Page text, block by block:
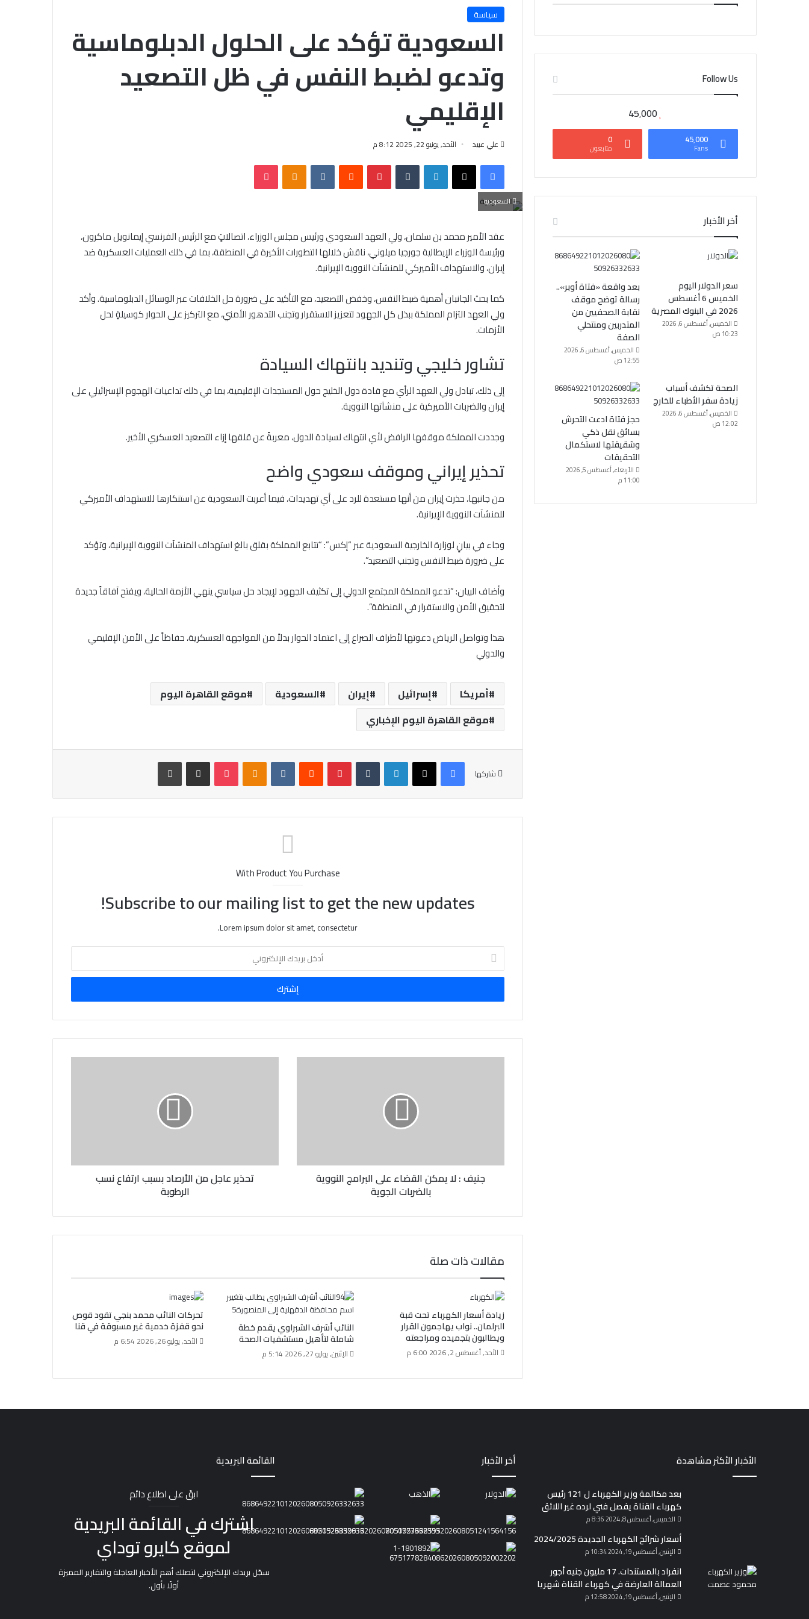
سياسة
السعودية تؤكد على الحلول الدبلوماسية
وتدعو لضبط النفس في ظل التصعيد
الإقليمي
علي عبيد الأحد, يونيو 22, 2025 8:12 م
فيسبوك لينكدإن بينتيريست
السعودية
عقد الأمير محمد بن سلمان، ولي العهد السعودي ورئيس مجلس الوزراء، اتصالاتٍ مع الرئيس الفرنسي إيمانويل ماكرون،
ورئيسة الوزراء الإيطالية جورجيا ميلوني، ناقش خلالها التطورات الأخيرة في المنطقة، بما في ذلك العمليات العسكرية ضد
إيران، والاستهداف الأميركي للمنشآت النووية الإيرانية.
كما بحث الجانبان أهمية ضبط النفس، وخفض التصعيد، مع التأكيد على ضرورة حل الخلافات عبر الوسائل الدبلوماسية. وأكد
ولي العهد التزام المملكة ببذل كل الجهود لتعزيز الاستقرار وتجنب التدهور الأمني، مع التركيز على الحوار كوسيلةٍ لحل
الأزمات.
تشاور خليجي وتنديد بانتهاك السيادة
إلى ذلك، تبادل ولي العهد الرأي مع قادة دول الخليج حول المستجدات الإقليمية، بما في ذلك تداعيات الهجوم الإسرائيلي على
إيران والضربات الأميركية على منشآتها النووية.
وجددت المملكة موقفها الرافض لأي انتهاك لسيادة الدول، معربةً عن قلقها إزاء التصعيد العسكري الأخير.
تحذير إيراني وموقف سعودي واضح
من جانبها، حذرت إيران من أنها مستعدة للرد على أي تهديدات، فيما أعربت السعودية عن استنكارها للاستهداف الأميركي
للمنشآت النووية الإيرانية.
وجاء في بيانٍ لوزارة الخارجية السعودية عبر “إكس”: “تتابع المملكة بقلق بالغ استهداف المنشآت النووية الإيرانية، وتؤكد
على ضرورة ضبط النفس وتجنب التصعيد”.
وأضاف البيان: “تدعو المملكة المجتمع الدولي إلى تكثيف الجهود لإيجاد حل سياسي ينهي الأزمة الحالية، ويفتح آفاقاً جديدة
لتحقيق الأمن والاستقرار في المنطقة”.
هذا وتواصل الرياض دعوتها لأطراف الصراع إلى اعتماد الحوار بدلاً من المواجهة العسكرية، حفاظاً على الأمن الإقليمي
والدولي
أمريكا إسرائيل إيران السعودية
موقع القاهرة اليوم
موقع القاهرة اليوم الإخباري
شاركها
فيسبوك لينكدإن بينتيريست بوكيت
With Product You Purchase
Subscribe to our mailing list to get the new updates!
Lorem ipsum dolor sit amet, consectetur.
خ
ب
د
ن
جنيف : لا يمكن القضاء على البرامج النووية
بالضربات الجوية
تحذير عاجل من الأرصاد بسبب ارتفاع نسب
الرطوبة
مقالات ذات صلة
زيادة أسعار الكهرباء تحت قبة
البرلمان.. نواب يهاجمون القرار
ويطالبون بتجميده ومراجعته
الأحد, أغسطس 2, 2026 6:00 م
النائب أشرف الشبراوي يقدم خطة
شاملة لتأهيل مستشفيات الصحة
الإثنين, يوليو 27, 2026 5:14 م
تحركات النائب محمد بنجي تقود قوص
نحو قفزة خدمية غير مسبوقة في قنا
الأحد, يوليو 26, 2026 6:54 م
Follow Us
45٬000
45٬000
Fans
0
متابعون
أخر الأخبار
سعر الدولار اليوم
الخميس 6 أغسطس
2026 في البنوك المصرية
الخميس, أغسطس 6, 2026
10:23 ص
بعد واقعة «فتاة أوبر»..
رسالة توضح موقف
نقابة الصحفيين من
المتدربين ومنتحلي
الصفة
الخميس, أغسطس 6, 2026
12:55 ص
الصحة تكشف أسباب
زيادة سفر الأطباء للخارج
الخميس, أغسطس 6, 2026
12:02 ص
حجز فتاة ادعت التحرش
بسائق نقل ذكي
وشقيقتها لاستكمال
التحقيقات
الأربعاء, أغسطس 5, 2026
11:00 م
الأخبار الأكثر مشاهدة
بعد مكالمة وزير الكهرباء ل 121 رئيس
كهرباء القناة يفصل فني لرده غير اللائق
الخميس, أغسطس 8, 2024 8:36 م
أسعار شرائح الكهرباء الجديدة 2024/2025
الإثنين, أغسطس 19, 2024 10:34 م
انفراد بالمستندات. 17 مليون جنيه أجور
العمالة العارضة في كهرباء القناة شهريا
الإثنين, أغسطس 19, 2024 12:58 م
أخر الأخبار
القائمة البريدية
ابقَ على اطلاع دائم
اشترك في القائمة البريدية
لموقع كايرو توداي
سجّل بريدك الإلكتروني لتصلك أهم الأخبار العاجلة والتقارير المميزة
أولًا بأول.